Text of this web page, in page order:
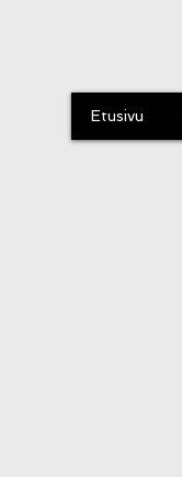
Etusivu